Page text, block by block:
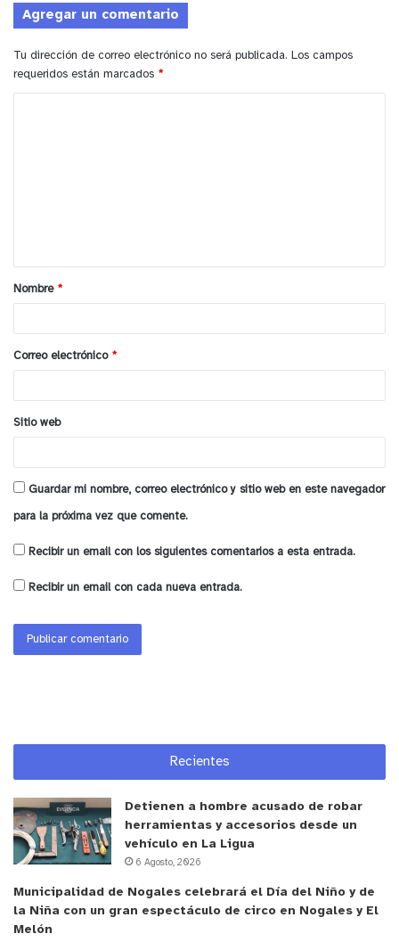
sucesos que hemos tenido en la provincia, para
estos hechos en el territorio”.
Agregar un comentario
Tu dirección de correo electrónico no será publicada. Los campos
requeridos están marcados *
a
r
*
Nombre *
Correo electrónico *
Sitio web
Guardar mi nombre, correo electrónico y sitio web en este navegador
para la próxima vez que comente.
Recibir un email con los siguientes comentarios a esta entrada.
Recibir un email con cada nueva entrada.
Recientes
Detienen a hombre acusado de robar
herramientas y accesorios desde un
vehículo en La Ligua
6 Agosto, 2026
Municipalidad de Nogales celebrará el Día del Niño y de
la Niña con un gran espectáculo de circo en Nogales y El
Melón